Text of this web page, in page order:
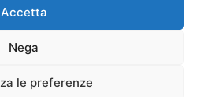
Accetta
Nega
le preferenze
Cookie Policy Privacy Policy